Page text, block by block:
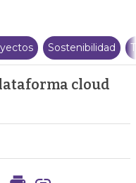
Sostenibilidad
cloud